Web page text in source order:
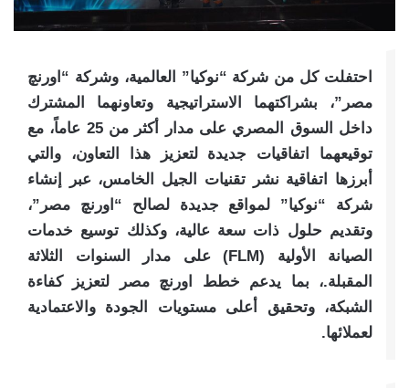
احتفلت كل من شركة “نوكيا” العالمية، وشركة “اورنچ
مصر”، بشراكتهما الاستراتيجية وتعاونهما المشترك
داخل السوق المصري على مدار أكثر من 25 عاماً، مع
توقيعهما اتفاقيات جديدة لتعزيز هذا التعاون، والتي
أبرزها اتفاقية نشر تقنيات الجيل الخامس، عبر إنشاء
شركة “نوكيا” لمواقع جديدة لصالح “اورنچ مصر”،
وتقديم حلول ذات سعة عالية، وكذلك توسيع خدمات
الصيانة الأولية (FLM) على مدار السنوات الثلاثة
المقبلة.، بما يدعم خطط اورنچ مصر لتعزيز كفاءة
الشبكة، وتحقيق أعلى مستويات الجودة والاعتمادية
لعملائها.